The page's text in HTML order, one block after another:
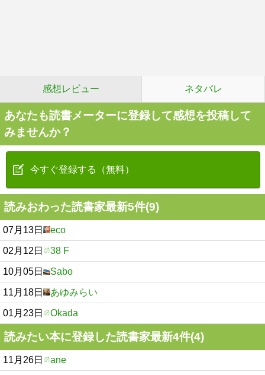
感想レビュー ネタバレ
あなたも読書メーターに登録して感想を投稿して
みませんか？
今すぐ登録する（無料）
読みおわった読書家最新5件(9)
07月13日 eco
02月12日 38 F
10月05日 Sabo
11月18日 あゆみらい
01月23日 Okada
読みたい本に登録した読書家最新4件(4)
11月26日 ane